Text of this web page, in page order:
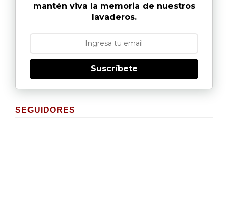
mantén viva la memoria de nuestros
lavaderos.
Suscríbete
SEGUIDORES